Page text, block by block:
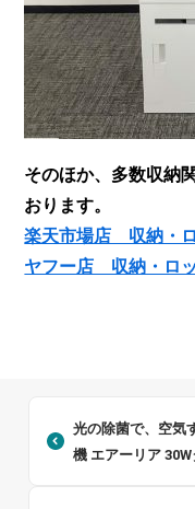
そのほか、多数収納
おります。
楽天市場店 収納・
ヤフー店 収納・ロ
光の除菌で、空気
機 エアーリア